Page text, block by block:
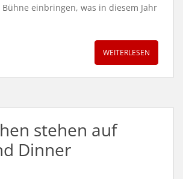
einbringen, was in diesem Jahr
WEITERLESEN
stehen auf
Dinner